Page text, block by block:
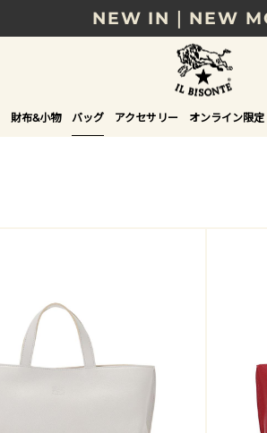
NEW IN｜NEW
8/17(月)10時まで｜税込11,000
贈る相手やシーンから選べる、
NEW IN｜COLOR
財布&小物 バッグ アクセサリー オンライン限定